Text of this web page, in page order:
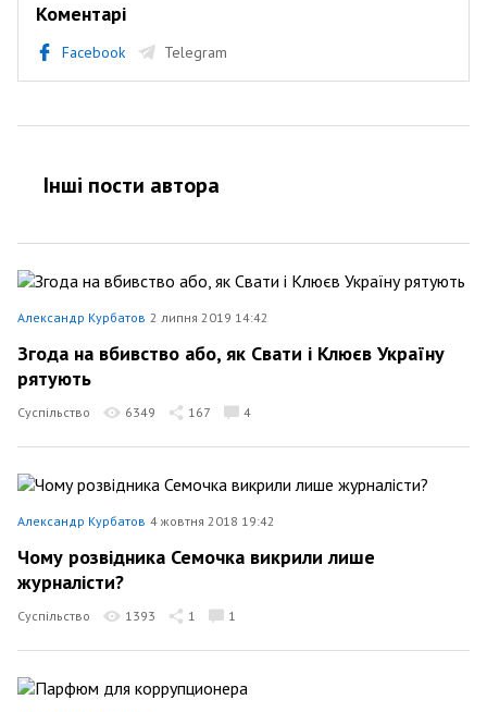
Коментарі
Facebook Telegram
Інші пости автора
Александр Курбатов 2 липня 2019 14:42
Згода на вбивство або, як Свати і Клюєв Україну
рятують
Суспільство 6349 167 4
Александр Курбатов 4 жовтня 2018 19:42
Чому розвідника Семочка викрили лише
журналісти?
Суспільство 1393 1 1